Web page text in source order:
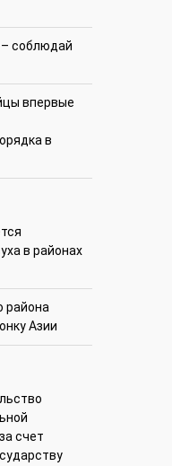
соблюдай
впервые
в
в районах
района
Азии
счет